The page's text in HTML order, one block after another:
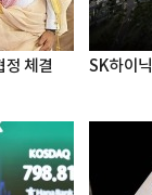
정 체결 SK하이